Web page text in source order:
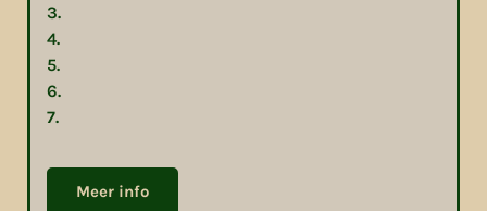
3.
4.
5.
6.
7.
Meer info